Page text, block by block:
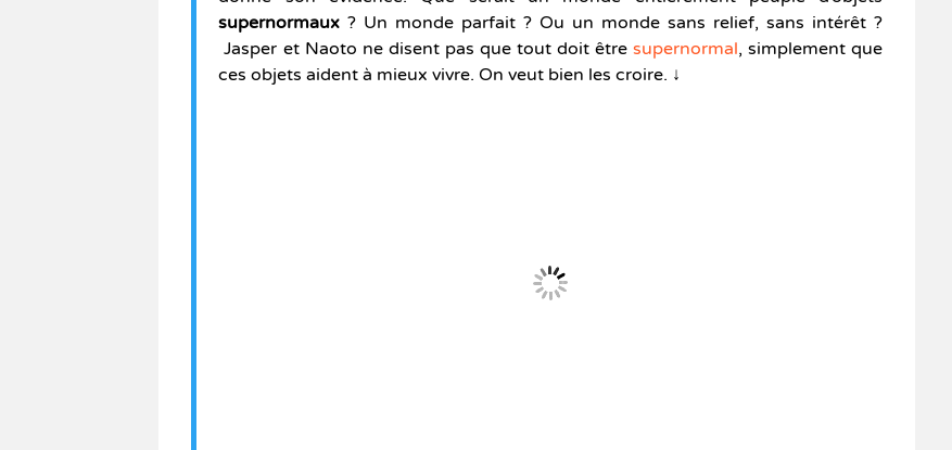
supernormaux ? Un monde parfait ? Ou un monde sans relief, sans intérêt ?
Jasper et Naoto ne disent pas que tout doit êtresupernormal, simplement que
ces objets aident à mieux vivre. On veut bien les croire. ↓